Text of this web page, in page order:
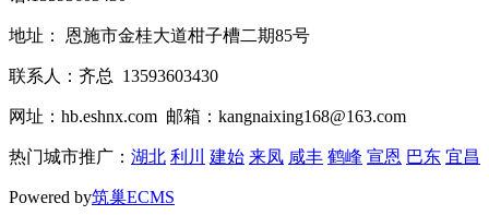
地址： 恩施市金桂大道柑子槽二期85号
联系人：齐总 13593603430
网址：hb.eshnx.com 邮箱：kangnaixing168@163.com
热门城市推广： 湖北 利川 建始 来凤 咸丰 鹤峰 宣恩 巴东 宜昌
Powered by筑巢ECMS